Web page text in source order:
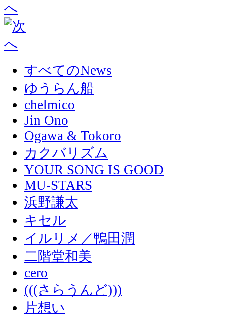
すべてのNews
ゆうらん船
chelmico
Jin Ono
Ogawa & Tokoro
カクバリズム
YOUR SONG IS GOOD
MU-STARS
浜野謙太
キセル
イルリメ／鴨田潤
二階堂和美
cero
(((さらうんど)))
片想い